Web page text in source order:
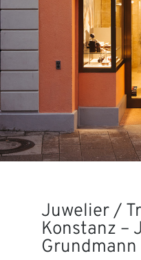
Juwelier /
Konstanz –
Grundmann